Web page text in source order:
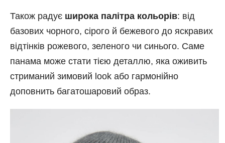
Також радує широка палітра кольорів: від
базових чорного, сірого й бежевого до яскравих
відтінків рожевого, зеленого чи синього. Саме
панама може стати тією деталлю, яка оживить
стриманий зимовий look або гармонійно
доповнить багатошаровий образ.